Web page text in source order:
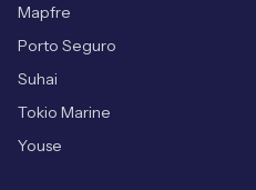
Mapfre
Porto Seguro
Suhai
Tokio Marine
Youse